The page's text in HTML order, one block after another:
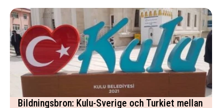
Bildningsbron: Kulu-Sverige och Turkiet mellan